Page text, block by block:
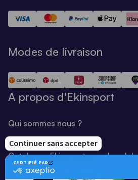
Modes de livraison
A propos d'Ekinsport
Qui sommes nous ?
Notre savoir-faire
Catalogue Ekinsport pour les
Catalogue running Ekinsport